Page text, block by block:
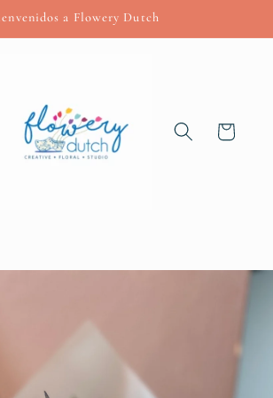
a Flowery Dutch
Cart